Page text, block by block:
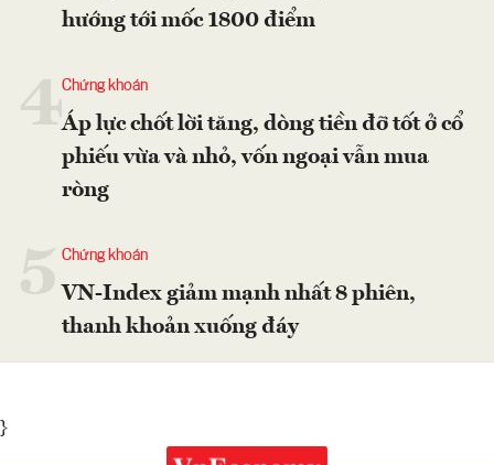
hướng tới mốc 1800 điểm
4Chứng khoán
Áp lực chốt lời tăng, dòng tiền đỡ tốt ở cổ
phiếu vừa và nhỏ, vốn ngoại vẫn mua
ròng
Chứng khoán
VN-Index giảm mạnh nhất 8 phiên,
thanh khoản xuống đáy
}